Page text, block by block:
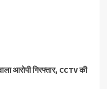
आरोपी गिरफ्तार, CCTV की